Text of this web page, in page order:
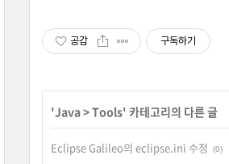
공감 구독하기
'Java>Tools' 카테고리의 다른 글
Eclipse Galileo의 eclipse.ini 수정 (0)